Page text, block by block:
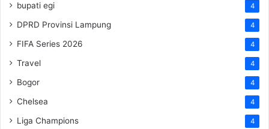
bupati egi 4
DPRD Provinsi Lampung 4
FIFA Series 2026 4
Travel 4
Bogor 4
Chelsea 4
Liga Champions 4